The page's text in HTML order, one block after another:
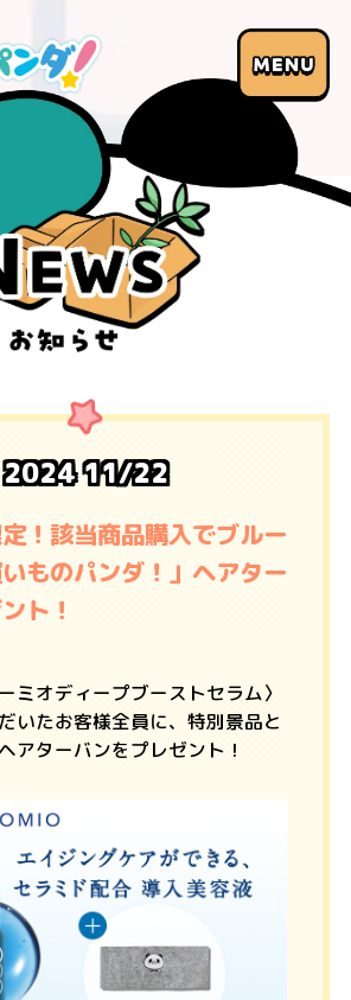
202411/22
！該当商品購入でブルー
ものパンダ！」ヘアター
ト！
ミオディープブーストセラム〉
いたお客様全員に、特別景品と
アターバンをプレゼント！